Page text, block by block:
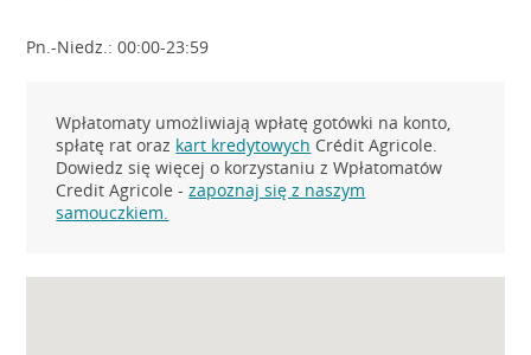
Pn.-Niedz.: 00:00-23:59
Wpłatomaty umożliwiają wpłatę gotówki na konto,
spłatę rat oraz kart kredytowych Crédit Agricole.
Dowiedz się więcej o korzystaniu z Wpłatomatów
Credit Agricole -zapoznaj się z naszym
samouczkiem.